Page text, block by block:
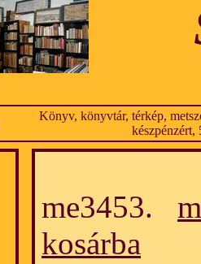
Könyv, könyvtár, térkép,
készpénzért,
me3453.
kosárba